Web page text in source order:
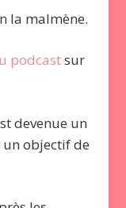
la malmène.
podcastsur
devenue un
objectif de